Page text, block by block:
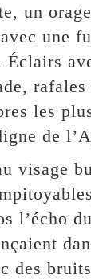
un
une
rafales
les
de
visage
l’écho
des